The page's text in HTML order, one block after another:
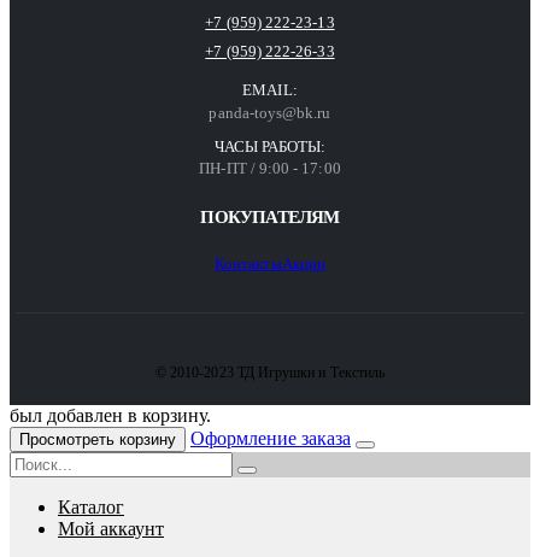
+7 (959) 222-23-13
+7 (959) 222-26-33
EMAIL:
panda-toys@bk.ru
ЧАСЫ РАБОТЫ:
ПН-ПТ / 9:00 - 17:00
ПОКУПАТЕЛЯМ
КонтактыАкции
© 2010-2023 ТД Игрушки и Текстиль
был добавлен в корзину.
Просмотреть корзину Оформление заказа
Каталог
Мой аккаунт